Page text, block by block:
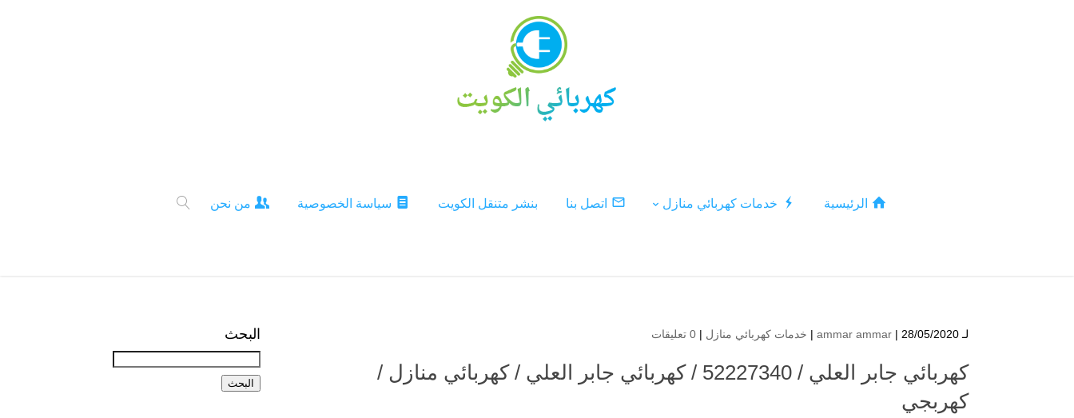
الرئيسية خدمات كهربائي منازل اتصل بنا بنشر متنقل الكويت سياسة الخصوصية من نحن
لـ ammar ammar | 28/05/2020 | خدمات كهربائي منازل | 0 تعليقات
كهربائي جابر العلي / 52227340 / كهربائي جابر العلي / كهربائي منازل /
كهربجي
البحث
البحث